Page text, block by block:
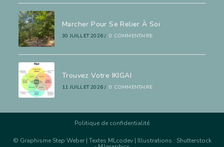
Marcher Pour Se Relier À Soi
30 JUILLET 2026 / 0 COMMENTAIRE
Trouvez Votre IKIGAI
11 JUILLET 2026 / 0 COMMENTAIRE
Politique de confidentialité
© Graphisme Step Weber| Textes MLcodev | Illustrations : Shutterstock